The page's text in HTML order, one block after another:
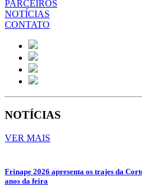
PARCEIROS
NOTÍCIAS
CONTATO
NOTÍCIAS
VER MAIS
Frinape 2026 apresenta os trajes da
anos da feira